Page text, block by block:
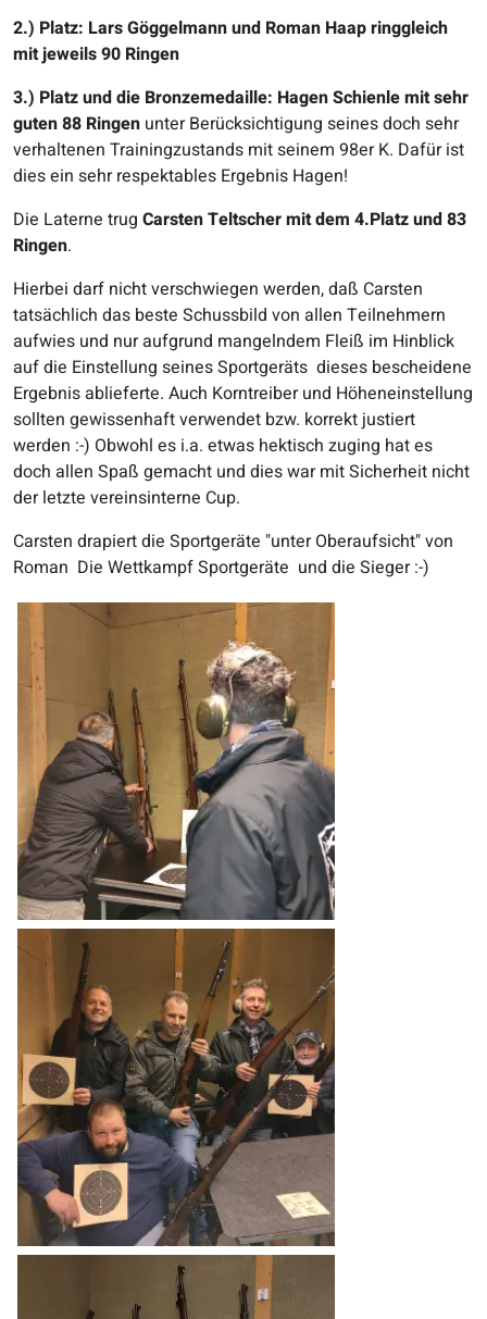
2.) Platz: Lars Göggelmann und Roman Haap ringgleich
mit jeweils 90 Ringen
3.) Platz und die Bronzemedaille: Hagen Schienle mit sehr
guten 88 Ringen unter Berücksichtigung seines doch sehr
verhaltenen Trainingzustands mit seinem 98er K. Dafür ist
dies ein sehr respektables Ergebnis Hagen!
Die Laterne trug Carsten Teltscher mit dem 4.Platz und 83
Ringen.
Hierbei darf nicht verschwiegen werden, daß Carsten
tatsächlich das beste Schussbild von allen Teilnehmern
aufwies und nur aufgrund mangelndem Fleiß im Hinblick
auf die Einstellung seines Sportgeräts dieses bescheidene
Ergebnis ablieferte. Auch Korntreiber und Höheneinstellung
sollten gewissenhaft verwendet bzw. korrekt justiert
werden :-) Obwohl es i.a. etwas hektisch zuging hat es
doch allen Spaß gemacht und dies war mit Sicherheit nicht
der letzte vereinsinterne Cup.
Carsten drapiert die Sportgeräte "unter Oberaufsicht" von
Roman Die Wettkampf Sportgeräte und die Sieger :-)